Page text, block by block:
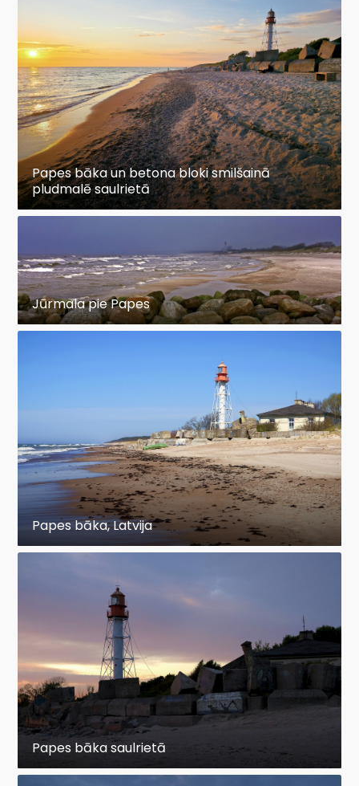
Papes bāka un betona bloki smilšainā
pludmalē saulrietā
Jūrmala pie Papes
Papes bāka, Latvija
Papes bāka saulrietā